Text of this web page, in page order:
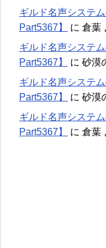
ギルド名声システ
Part5367】
に 倉葉
ギルド名声システ
Part5367】
に 砂漠
ギルド名声システ
Part5367】
に 砂漠
ギルド名声システ
Part5367】
に 倉葉